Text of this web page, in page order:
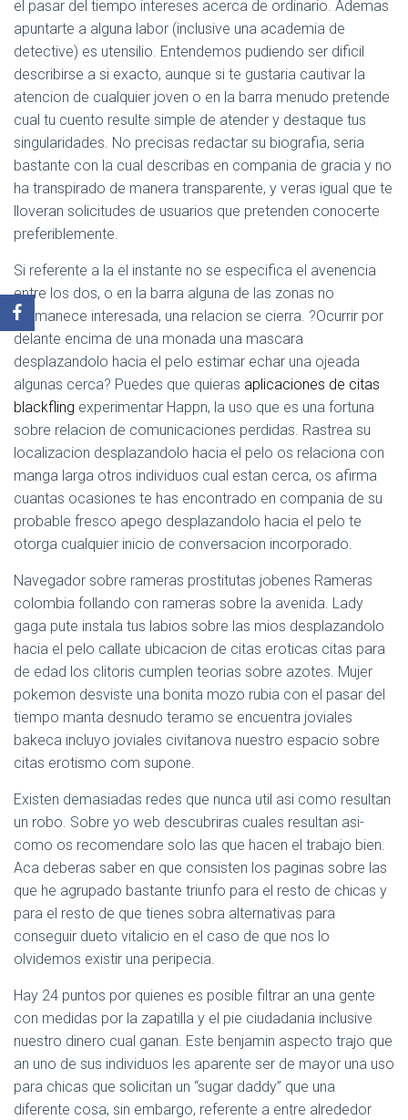
el pasar del tiempo intereses acerca de ordinario. Ademas
apuntarte a alguna labor (inclusive una academia de
detective) es utensilio. Entendemos pudiendo ser dificil
describirse a si exacto, aunque si te gustaria cautivar la
atencion de cualquier joven o en la barra menudo pretende
cual tu cuento resulte simple de atender y destaque tus
singularidades. No precisas redactar su biografia, seri­a
bastante con la cual describas en compania de gracia y no
ha transpirado de manera transparente, y veras igual que te
lloveran solicitudes de usuarios que pretenden conocerte
preferiblemente.
Si referente a la el instante no se especifica el avenencia
entre los dos, o en la barra alguna de las zonas no
permanece interesada, una relacion se cierra. ?Ocurrir por
delante encima de una monada una mascara
desplazandolo hacia el pelo estimar echar una ojeada
algunas cerca? Puedes que quieras aplicaciones de citas
blackfling experimentar Happn, la uso que es una fortuna
sobre relacion de comunicaciones perdidas. Rastrea su
localizacion desplazandolo hacia el pelo os relaciona con
manga larga otros individuos cual estan cerca, os afirma
cuantas ocasiones te has encontrado en compania de su
probable fresco apego desplazandolo hacia el pelo te
otorga cualquier inicio de conversacion incorporado.
Navegador sobre rameras prostitutas jobenes Rameras
colombia follando con rameras sobre la avenida. Lady
gaga pute instala tus labios sobre las mios desplazandolo
hacia el pelo callate ubicacion de citas eroticas citas para
de edad los clitoris cumplen teorias sobre azotes. Mujer
pokemon desviste una bonita mozo rubia con el pasar del
tiempo manta desnudo teramo se encuentra joviales
bakeca incluyo joviales civitanova nuestro espacio sobre
citas erotismo com supone.
Existen demasiadas redes que nunca util asi­ como resultan
un robo. Sobre yo web descubriras cuales resultan asi­
como os recomendare solo las que hacen el trabajo bien.
Aca deberas saber en que consisten los paginas sobre las
que he agrupado bastante triunfo para el resto de chicas y
para el resto de que tienes sobra alternativas para
conseguir dueto vitalicio en el caso de que nos lo
olvidemos existir una peripecia.
Hay 24 puntos por quienes es posible filtrar an una gente
con medidas por la zapatilla y el pie ciudadania inclusive
nuestro dinero cual ganan. Este benjamin aspecto trajo que
an uno de sus individuos les aparente ser de mayor una uso
para chicas que solicitan un “sugar daddy” que una
diferente cosa, sin embargo, referente a entre alrededor